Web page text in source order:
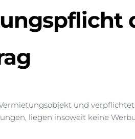
und
liegen insoweit keine